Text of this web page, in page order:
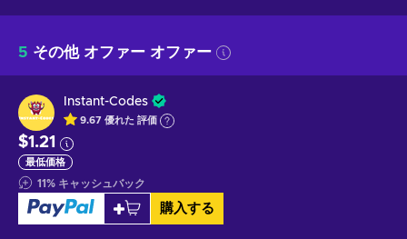
5 その他 オファー オファー
Instant-Codes
9.67 優れた 評価
$1.21
最低価格
11% キャッシュバック
購入する